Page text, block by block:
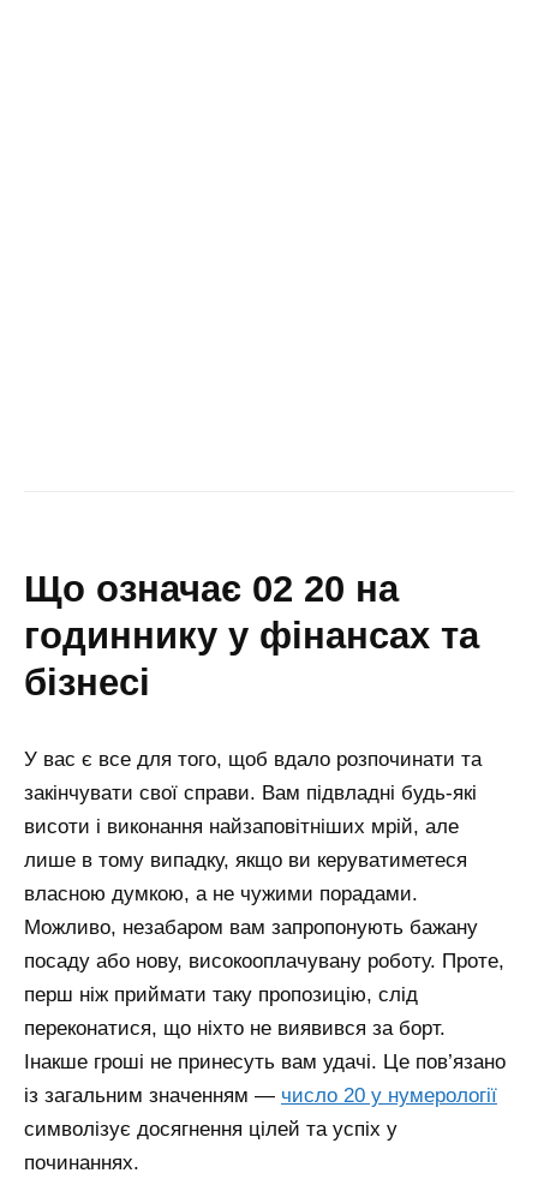
що означає 02 20 на
годиннику у фінансах та
бізнесі
У вас є все для того, щоб вдало розпочинати та
закінчувати свої справи. Вам підвладні будь-які
висоти і виконання найзаповітніших мрій, але
лише в тому випадку, якщо ви керуватиметеся
власною думкою, а не чужими порадами.
Можливо, незабаром вам запропонують бажану
посаду або нову, високооплачувану роботу. Проте,
перш ніж приймати таку пропозицію, слід
переконатися, що ніхто не виявився за борт.
Інакше гроші не принесуть вам удачі. Це пов’язано
із загальним значенням — число 20 у нумерології
символізує досягнення цілей та успіх у
починаннях.